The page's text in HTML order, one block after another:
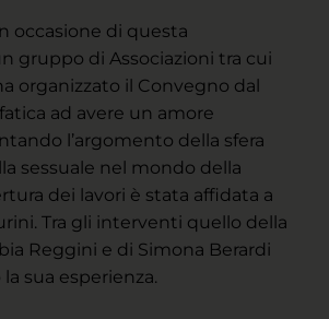
occasione di questa
gruppo di Associazioni tra cui
organizzato il Convegno dal
ad avere un amore
l’argomento della sfera
sessuale nel mondo della
dei lavori è stata affidata a
Tra gli interventi quello della
Reggini e di Simona Berardi
sua esperienza.